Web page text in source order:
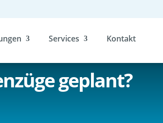
Services Kontakt
geplant?